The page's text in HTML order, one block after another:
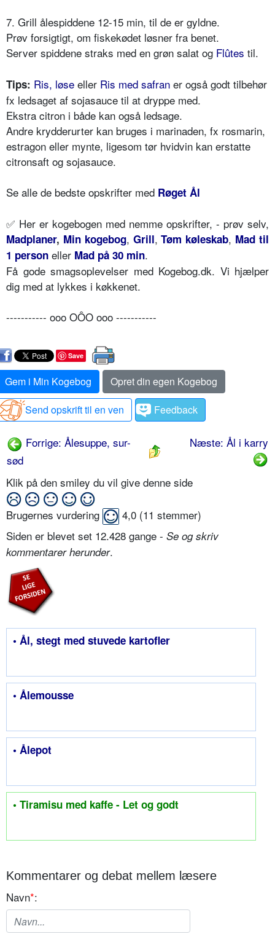
7. Grill ålespiddene 12-15 min, til de er gyldne.
Prøv forsigtigt, om fiskekødet løsner fra benet.
Server spiddene straks med en grøn salat og Flûtes til.
Tips: Ris, løse eller Ris med safran er også godt tilbehør
fx ledsaget af sojasauce til at dryppe med.
Ekstra citron i både kan også ledsage.
Andre krydderurter kan bruges i marinaden, fx rosmarin,
estragon eller mynte, ligesom tør hvidvin kan erstatte
citronsaft og sojasauce.
Se alle de bedste opskrifter med Røget Ål
✅ Her er kogebogen med nemme opskrifter, - prøv selv,
Madplaner, Min kogebog, Grill,Tøm køleskab, Mad til
1 person eller Mad på 30 min.
Få gode smagsoplevelser med Kogebog.dk. Vi hjælper
dig med at lykkes i køkkenet.
----------- ooo OÔO ooo -----------
Save
Gem i Min Kogebog
Opret din egen Kogebog
Send opskrift til en ven
Feedback
Forrige: Ålesuppe, sur-
sød
Næste: Ål i karry
Klik på den smiley du vil give denne side
Brugernes vurdering 4,0 (11 stemmer)
Siden er blevet set 12.428 gange - Se og skriv
kommentarer herunder.
• Ål, stegt med stuvede kartofler
• Ålemousse
• Ålepot
• Tiramisu med kaffe - Let og godt
Kommentarer og debat mellem læsere
Navn*: